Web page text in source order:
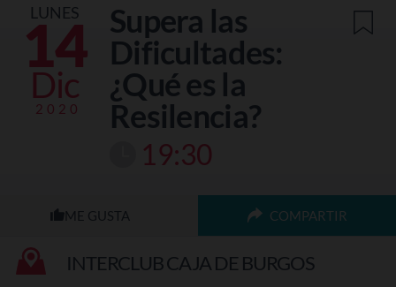
LUNES
14
Dic
2020
Supera las
Dificultades:
¿Qué es la
Resilencia?
19:30
COMPARTIR
INTERCLUB CAJA DE BURGOS